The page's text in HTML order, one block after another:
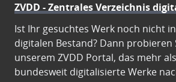
ZVDD - Zentrales Verzeichnis
Ist Ihr gesuchtes Werk noch nicht
digitalen Bestand? Dann probieren
unserem ZVDD Portal, das mehr
bundesweit digitalisierte Werke